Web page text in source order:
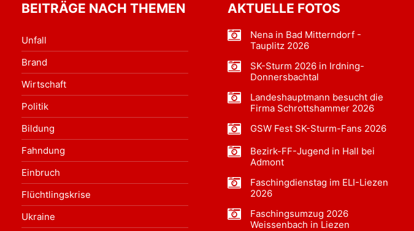
BEITRÄGE NACH THEMEN
Unfall
Brand
Wirtschaft
Politik
Bildung
Fahndung
Einbruch
Flüchtlingskrise
Ukraine
AKTUELLE FOTOS
Nena in Bad Mitterndorf -
Tauplitz 2026
SK-Sturm 2026 in Irdning-
Donnersbachtal
Landeshauptmann besucht die
Firma Schrottshammer 2026
GSW Fest SK-Sturm-Fans 2026
Bezirk-FF-Jugend in Hall bei
Admont
Faschingdienstag im ELI-Liezen
2026
Faschingsumzug 2026
Weissenbach in Liezen